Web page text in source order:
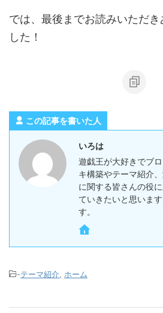
では、最後までお読みいただ
した！
この記事を書いた人
いろは
遊戯王が大好きでブ
キ構築やテーマ紹介
に関する皆さんの役
ていきたいと思いま
す。
-テーマ紹介 ホーム